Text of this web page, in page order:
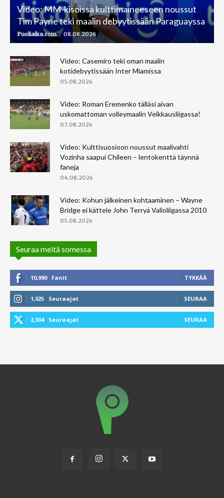
Video: MM-kisoissa kulttimaineeseen noussut
Tim Payne teki maalin debyytissään Paraguayssa
Puoliaika.com - 08.08.2026
Video: Casemiro teki oman maalin
kotidebyytissään Inter Miamissa
05.08.2026
Video: Roman Eremenko tälläsi aivan
uskomattoman volleymaalin Veikkausliigassa!
07.08.2026
Video: Kulttisuosioon noussut maalivahti
Vozinha saapui Chileen – lentokenttä täynnä
faneja
04.08.2026
Video: Kohun jälkeinen kohtaaminen – Wayne
Bridge ei kättele John Terryä Valioliigassa 2010
05.08.2026
Seuraa meitä somessa
10,990 Fanit TYKKÄÄ
1,025 Seuraajat SEURAA
2,304 Seuraajat SEURAA